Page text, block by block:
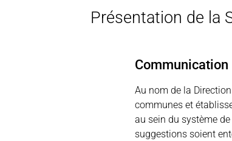
Présentation de la
Communication
Au nom de la
communes et
au sein du système
suggestions soient